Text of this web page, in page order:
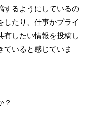
するようにしているの
したり、仕事かプライ
有したい情報を投稿し
ていると感じていま
？